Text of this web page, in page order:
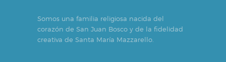
Somos una familia religiosa nacida del
corazón de San Juan Bosco y de la fidelidad
creativa de Santa María Mazzarello.